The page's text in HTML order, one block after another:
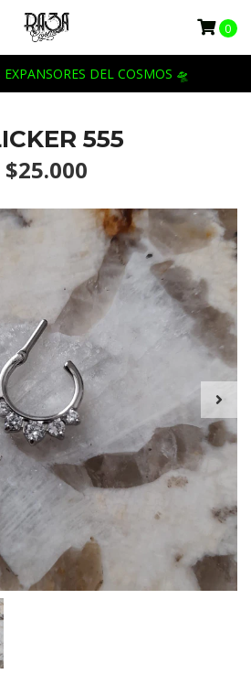
EXPANSORES DEL COSMOS 🛸
0
555
$25.000